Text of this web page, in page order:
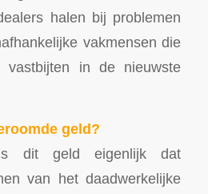
halen bij problemen
vakmensen die
vastbijten in de nieuwste
geld?
dit geld eigenlijk dat
van het daadwerkelijke